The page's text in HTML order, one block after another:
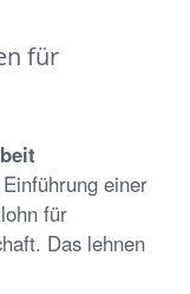
für
einer
für
Das lehnen